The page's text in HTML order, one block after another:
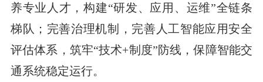
养专业人才，构建“研发、应用、运维”全链条
梯队；完善治理机制，完善人工智能应用安全
评估体系，筑牢“技术+制度”防线，保障智能交
通系统稳定运行。